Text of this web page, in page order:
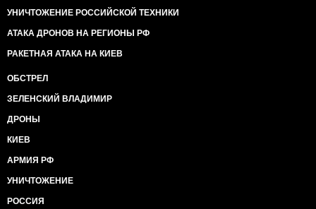
УНИЧТОЖЕНИЕ РОССИЙСКОЙ ТЕХНИКИ
АТАКА ДРОНОВ НА РЕГИОНЫ РФ
РАКЕТНАЯ АТАКА НА КИЕВ
ОБСТРЕЛ
ЗЕЛЕНСКИЙ ВЛАДИМИР
ДРОНЫ
КИЕВ
АРМИЯ РФ
УНИЧТОЖЕНИЕ
РОССИЯ